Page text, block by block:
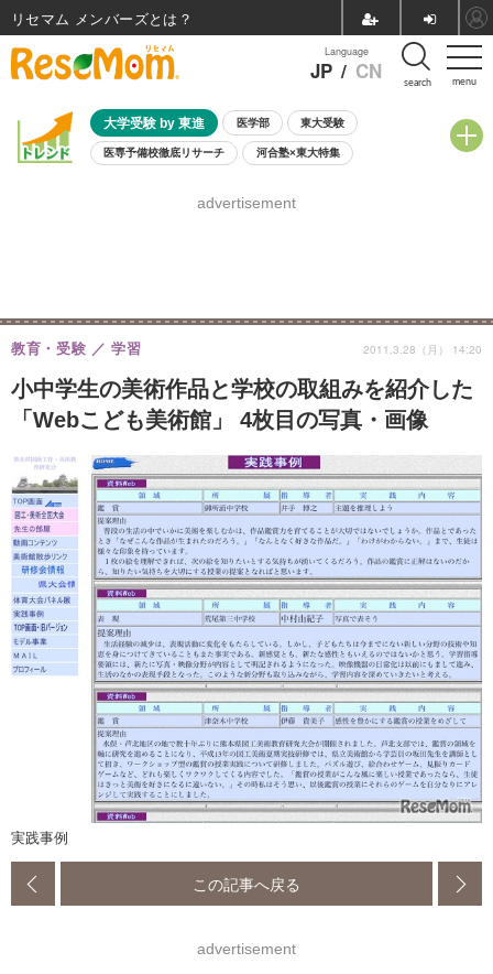
menu
Language
JP / CN search
大学受験 by 東進 医学部 東大受験
医専予備校徹底リサーチ 河合塾×東大特集
8月開催学校説明会・相談会
advertisement
小中学生の美術作品と学校の取組みを紹介した
「Webこども美術館」 4枚目の写真・画像
教育・受験 学習 2011.3.28（月） 14:20
実践事例
この記事へ戻る
advertisement
リセマム メンバーズ